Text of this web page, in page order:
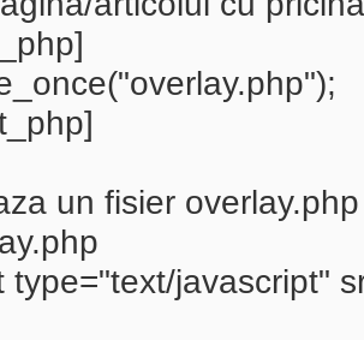
un fisier
type="text/javascript"